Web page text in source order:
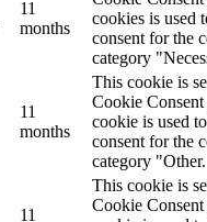
11
months
cookies is used
consent for the
category
11
months
This cookie is
Cookie
cookie is used
consent for the
category "Other.
11
This cookie is
Cookie